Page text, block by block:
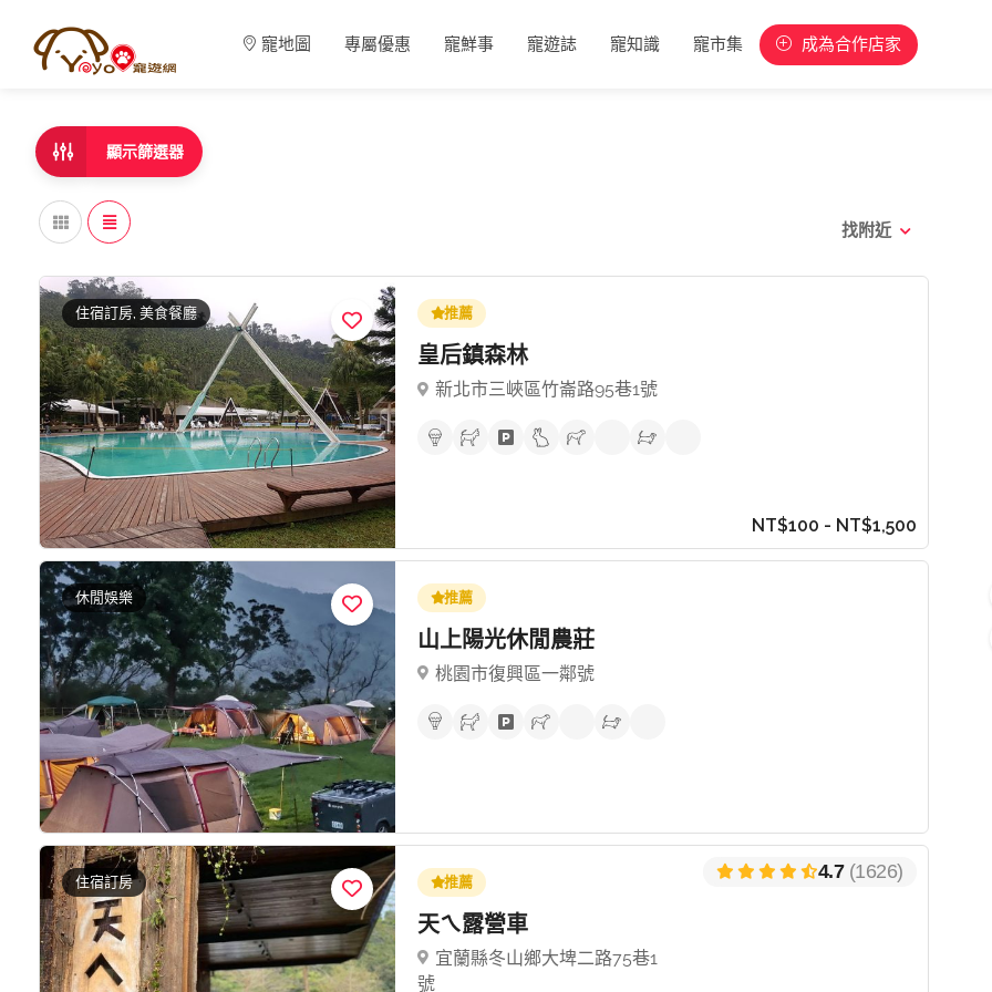
寵地圖 專屬優惠 寵鮮事 寵遊誌 寵知識 寵市集 成為合作店家
顯示篩選器
找附近
住宿訂房, 美食餐廳 推薦
皇后鎮森林
新北市三峽區竹崙路95巷1號
NT$100 - NT$1,500
休閒娛樂 推薦
山上陽光休閒農莊
桃園市復興區一鄰號
住宿訂房 推薦
天ㄟ露營車
宜蘭縣冬山鄉大埤二路75巷1
號
4.7 (1626)